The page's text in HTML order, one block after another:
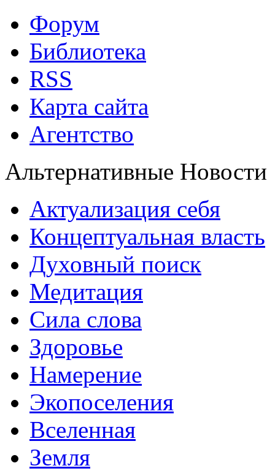
Форум
Библиотека
RSS
Карта сайта
Агентство
Альтернативные Новости
Актуализация себя
Концептуальная власть
Духовный поиск
Медитация
Сила слова
Здоровье
Намерение
Экопоселения
Вселенная
Земля